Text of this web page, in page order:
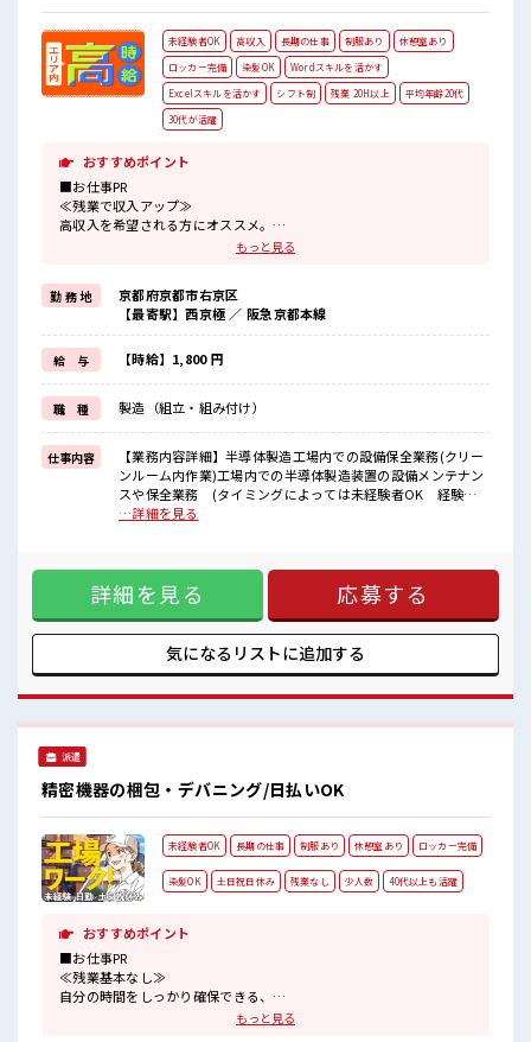
未経験者OK 高収入 長期の仕事 制服あり
休憩室あり
ロッカー完備
染髪OK
Wordスキルを活かす
Excelスキルを活かす
シフト制 残業 20H以上
平均年齢20代
30代が活躍
おすすめポイント
■お仕事PR
≪残業で収入アップ≫
高収入を希望される方にオススメ。
残業は月20時間以上あります♪
基本的に髪色自由で明るすぎたり奇抜でなければOKです！
(規定有)≪機能的な制服アリ≫
制服があるので、
毎日の服装の悩み解消♪
≪未経験でも活躍できる≫
新しいことにチャレンジするのは不安だけど、
しっかり働く環境が整っています！
イチからスキルUP・ステップUP目指していきましょう！
≪自分に合った期間で働ける≫
福利厚生が整った派遣のお仕事です！
■職場の雰囲気
髪型にこだわりのあるアナタは必見！
社会人経験が浅くてもOK！
ここから経験積んでいきましょ！
一息つける休憩スペースもあります！
もっと見る
勤 務 地
京都府京都市右京区
【最寄駅】西京極 ／ 阪急京都本線
給 与 【時給】1,800 円
職 種 製造（組立・組み付け）
仕事内容
【業務内容詳細】半導体製造工場内での設備保全業務(クリー
ンルーム内作業)工場内での半導体製造装置の設備メンテナン
スや保全業務 (タイミングによっては未経験者OK 経験あ
れば尚良し)機械の保全、メンテナンス。機械の消耗品(刃工具
ション。【取扱製品情報】半導体製造装置 ■お仕事PR ≪残業
で収入アップ≫ 高収入を希望される方にオススメ。 残業は月
20時間以上あります♪ ≪髪型自由≫ 基本的に髪色自由で明る
すぎたり奇抜でなければOKです！ (規定有)≪機能的な制服ア
リ≫ 制服があるので、 毎日の服装の悩み解消♪ ≪未経験でも
活躍できる≫ 新しいことにチャレンジするのは不安だけど、
ップUP目指していきましょう！ ≪自分に合った期間で働ける
≫ 福利厚生が整った派遣のお仕事です！ ■職場の雰囲気 髪型
いきましょ！ 一息つける休憩スペースもあります！
…詳細を見る
詳細を見る 応募する
気になるリストに追加する
派遣
精密機器の梱包・デバニング/日払いOK
未経験者OK 長期の仕事 制服あり 休憩室あり ロッカー完備
染髪OK 土日祝日休み 残業なし 少人数 40代以上も活躍
おすすめポイント
■お仕事PR
≪残業基本なし≫
自分の時間をしっかり確保できる、
もっと見る